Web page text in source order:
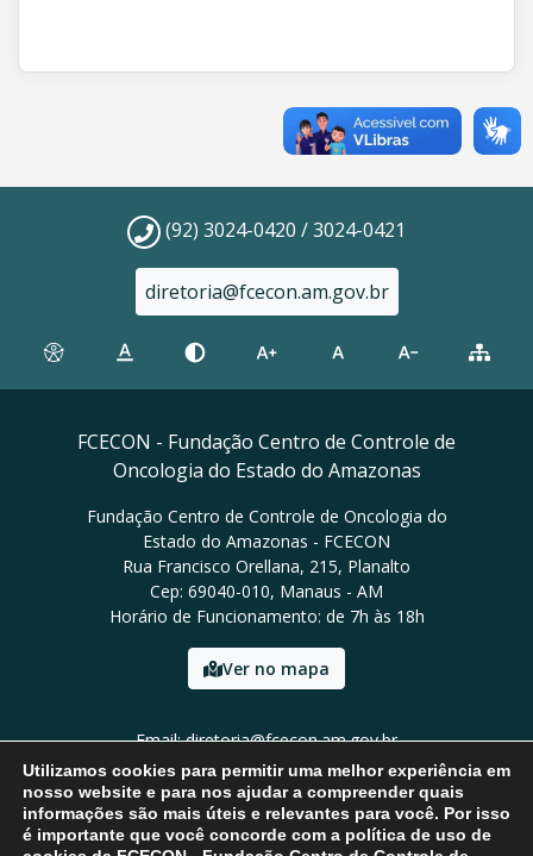
(92) 3024-0420 / 3024-0421
diretoria@fcecon.am.gov.br
FCECON - Fundação Centro de Controle de
Oncologia do Estado do Amazonas
Fundação Centro de Controle de Oncologia do
Estado do Amazonas - FCECON
Rua Francisco Orellana, 215, Planalto
Cep: 69040-010, Manaus - AM
Horário de Funcionamento: de 7h às 18h
Ver no mapa
Email: diretoria@fcecon.am.gov.br
Tel: (92) 3024-0420 / 3024-0421
Utilizamos cookies para permitir uma melhor experiência em
nosso website e para nos ajudar a compreender quais
informações são mais úteis e relevantes para você. Por isso
é importante que você concorde com a política de uso de